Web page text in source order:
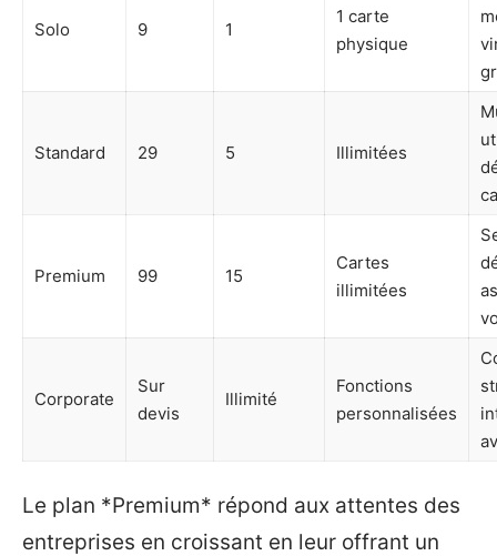
Solo 9 1
1 carte
physique
Standard 29 5 Illimitées
Premium 99 15
Cartes
illimitées
Corporate
Sur
devis
Illimité
Fonctions
personnalisées
Le plan *Premium* répond aux attentes des
entreprises en croissant en leur offrant un